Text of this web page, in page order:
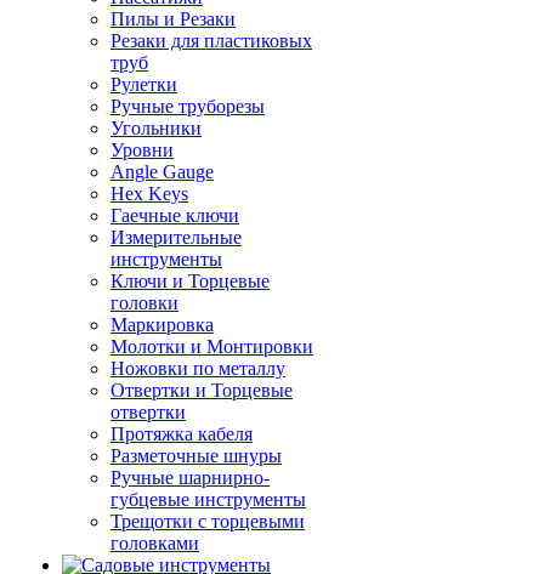
Пилы и Резаки
Резаки для пластиковых
труб
Рулетки
Ручные труборезы
Угольники
Уровни
Angle Gauge
Hex Keys
Гаечные ключи
Измерительные
инструменты
Ключи и Торцевые
головки
Маркировка
Молотки и Монтировки
Ножовки по металлу
Отвертки и Торцевые
отвертки
Протяжка кабеля
Разметочные шнуры
Ручные шарнирно-
губцевые инструменты
Трещотки с торцевыми
головками